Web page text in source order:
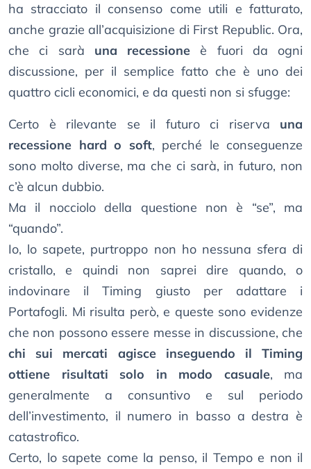
ha stracciato il consenso come utili e fatturato,
anche grazie all’acquisizione di First Republic. Ora,
che ci sarà una recessione è fuori da ogni
discussione, per il semplice fatto che è uno dei
quattro cicli economici, e da questi non si sfugge:
Certo è rilevante se il futuro ci riserva una
recessione hard o soft, perché le conseguenze
sono molto diverse, ma che ci sarà, in futuro, non
c’è alcun dubbio.
Ma il nocciolo della questione non è “se”, ma
“quando”.
Io, lo sapete, purtroppo non ho nessuna sfera di
cristallo, e quindi non saprei dire quando, o
indovinare il Timing giusto per adattare i
Portafogli. Mi risulta però, e queste sono evidenze
che non possono essere messe in discussione, che
chi sui mercati agisce inseguendo il Timing
ottiene risultati solo in modo casuale, ma
generalmente a consuntivo e sul periodo
dell’investimento, il numero in basso a destra è
catastrofico.
Certo, lo sapete come la penso, il Tempo e non il